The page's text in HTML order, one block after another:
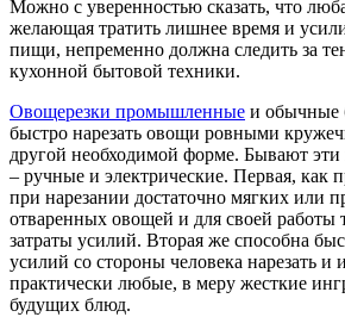
Можно с уверенностью сказать, что
желающая тратить лишнее время и
пищи, непременно должна следить за
кухонной бытовой техники.
Овощерезки промышленные и обычные
быстро нарезать овощи ровными
другой необходимой форме. Бывают
– ручные и электрические. Первая, как
при нарезании достаточно мягких или
отваренных овощей и для своей работы
затраты усилий. Вторая же способна
усилий со стороны человека нарезать и
практически любые, в меру жесткие
будущих блюд.